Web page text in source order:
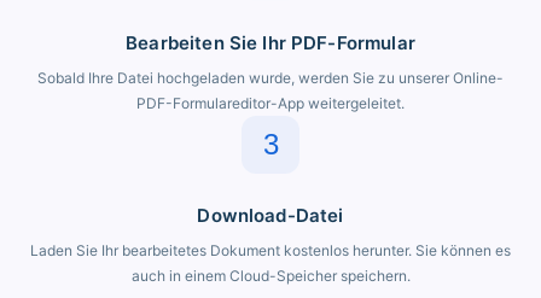
Bearbeiten Sie Ihr PDF-Formular
Sobald Ihre Datei hochgeladen wurde, werden Sie zu unserer Online-
PDF-Formulareditor-App weitergeleitet.
3
Download-Datei
Laden Sie Ihr bearbeitetes Dokument kostenlos herunter. Sie können es
auch in einem Cloud-Speicher speichern.